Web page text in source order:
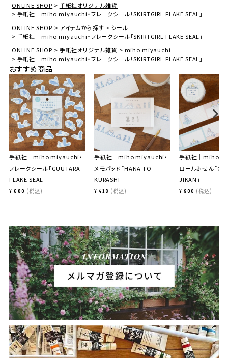
ONLINE SHOP
手紙社オリジナル雑貨
手紙社｜miho miyauchi・フレークシール「SKIRTGIRL FLAKE SEAL」
ONLINE SHOP
アイテムから探す
シール
手紙社｜miho miyauchi・フレークシール「SKIRTGIRL FLAKE SEAL」
ONLINE SHOP
手紙社オリジナル雑貨
miho miyauchi
手紙社｜miho miyauchi・フレークシール「SKIRTGIRL FLAKE SEAL」
おすすめ商品
手紙社｜miho miyauchi・
フレークシール「GUUTARA
FLAKE SEAL」
¥ 680 税込
手紙社｜miho miyauchi・
メモパッド「HANA TO
KURASHI」
¥ 418 税込
手紙社｜miho
ロールふせん「
JIKAN」
¥ 900 税込